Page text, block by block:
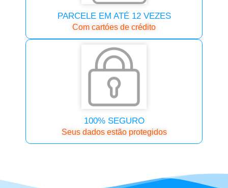
PARCELE EM ATÉ 12 VEZES
Com cartóes de crédito
100% SEGURO
Seus dados estão protegidos